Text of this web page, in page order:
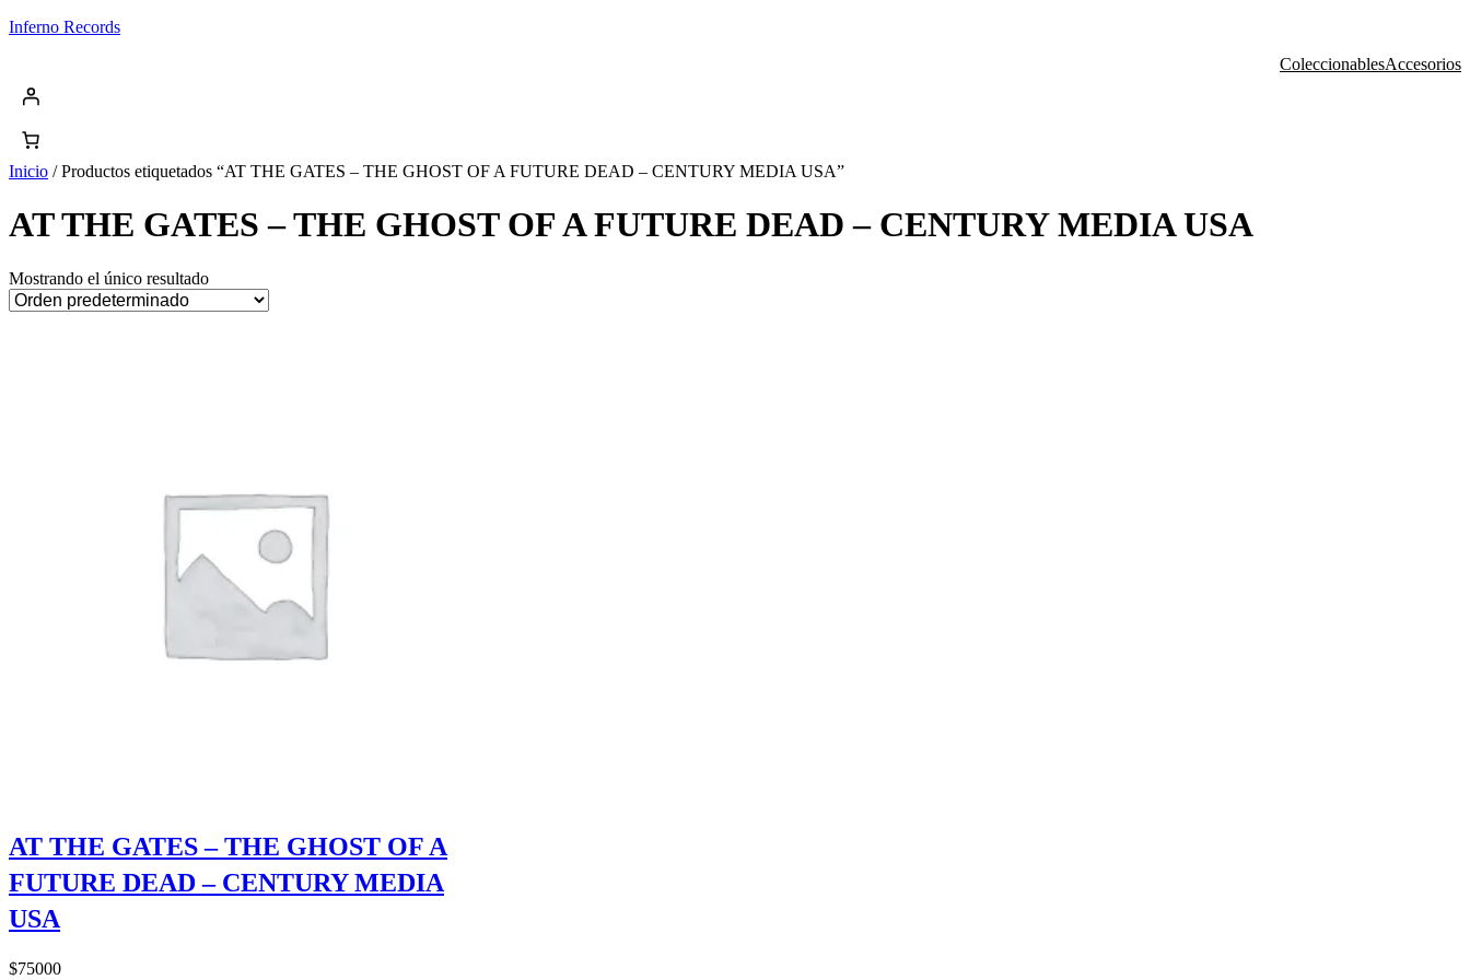
Saltar
Inferno Records
ColeccionablesAccesorios
Inicio / Productos etiquetados “AT THE GATES – THE GHOST OF A FUTURE DEAD – CENTURY MEDIA USA”
AT THE GATES – THE GHOST OF A FUTURE DEAD – CENTURY MEDIA USA
Mostrando el único resultado
AT THE GATES – THE GHOST OF A
FUTURE DEAD – CENTURY MEDIA
USA
$75000